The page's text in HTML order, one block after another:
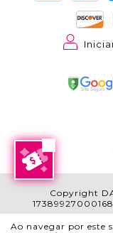
Ao navegar por este
Copyright